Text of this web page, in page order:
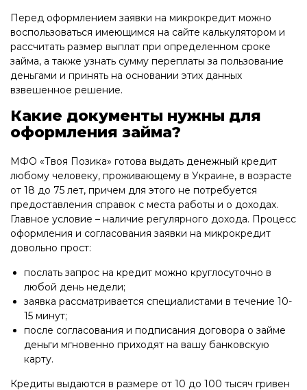
Перед оформлением заявки на микрокредит можно
воспользоваться имеющимся на сайте калькулятором и
рассчитать размер выплат при определенном сроке
займа, а также узнать сумму переплаты за пользование
деньгами и принять на основании этих данных
взвешенное решение.
Какие документы нужны для
оформления займа?
МФО «Твоя Позика» готова выдать денежный кредит
любому человеку, проживающему в Украине, в возрасте
от 18 до 75 лет, причем для этого не потребуется
предоставления справок с места работы и о доходах.
Главное условие – наличие регулярного дохода. Процесс
оформления и согласования заявки на микрокредит
довольно прост:
послать запрос на кредит можно круглосуточно в
любой день недели;
заявка рассматривается специалистами в течение 10-
15 минут;
после согласования и подписания договора о займе
деньги мгновенно приходят на вашу банковскую
карту.
Кредиты выдаются в размере от 10 до 100 тысяч гривен